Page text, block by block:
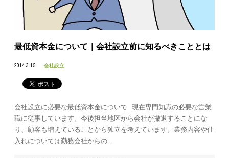
最低資本金について｜会社設立前に知るべきこととは
2014.3.15 会社設立
会社設立に必要な最低資本金について 現在専門知識の必要な営業
職に従事しています。今後担当地区から会社が撤退することにな
り、顧客も増えていることから独立を考えています。業務内容や仕
入れについては勤務会社からの …